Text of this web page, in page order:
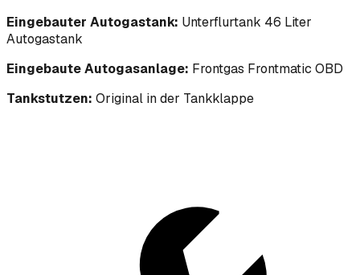
Eingebauter Autogastank: Unterflurtank 46 Liter
Autogastank
Eingebaute Autogasanlage: Frontgas Frontmatic OBD
Tankstutzen: Original in der Tankklappe